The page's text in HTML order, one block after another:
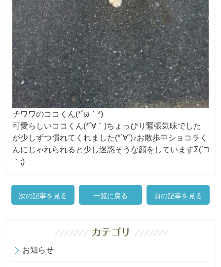
チワワのココくん(*´ω｀*)
可愛らしいココくん(*´∀｀)ちょっぴり緊張気味でした
が少しずつ慣れてくれました(*´∀`)♪お散歩中ショコラく
んにじゃれられると少し迷惑そうな顔をしていますΣ(´□
｀;)
次の記事を見る 一覧に戻る 前の記事を見る
お知らせ